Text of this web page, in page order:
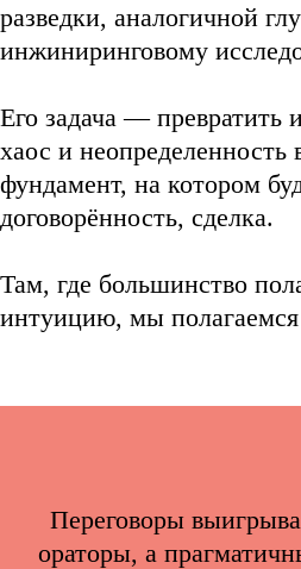
разведки, аналогичной
инжиниринговому
Его задача —
хаос и неопределенность
фундамент, на котором
договорённость, сделка.
Там, где большинство
интуицию, мы
Переговоры
ораторы, а